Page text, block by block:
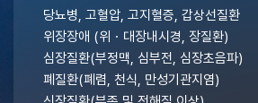
당뇨병, 고혈압, 고지혈증, 갑상선질환
위장장애 (위・대장내시경, 장질환)
심장질환(부정맥, 심부전, 심장초음파)
폐질환(폐렴, 천식, 만성기관지염)